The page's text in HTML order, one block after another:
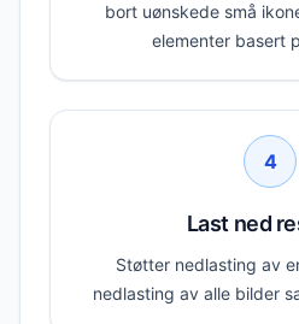
bort uønskede små
elementer basert
4
Last ned
Støtter nedlasting av
nedlasting av alle bilder